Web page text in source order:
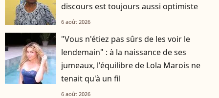
discours est toujours aussi optimiste
6 août 2026
"Vous n'étiez pas sûrs de les voir le
lendemain" : à la naissance de ses
jumeaux, l'équilibre de Lola Marois ne
tenait qu'à un fil
6 août 2026